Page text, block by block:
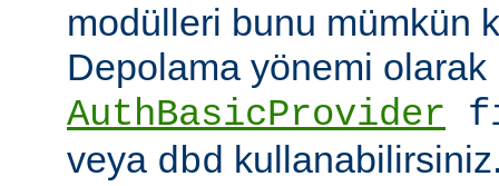
modülleri bunu mümkün
Depolama yönemi olarak
AuthBasicProvider
veya dbd